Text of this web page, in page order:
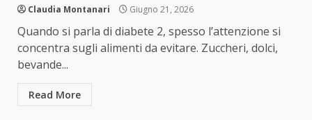
Claudia Montanari Giugno 21, 2026
Quando si parla di diabete 2, spesso l’attenzione si
concentra sugli alimenti da evitare. Zuccheri, dolci,
bevande...
Read More